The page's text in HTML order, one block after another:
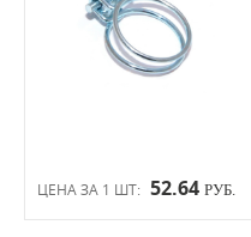
ЦЕНА ЗА 1 ШТ: 52.64 РУБ.